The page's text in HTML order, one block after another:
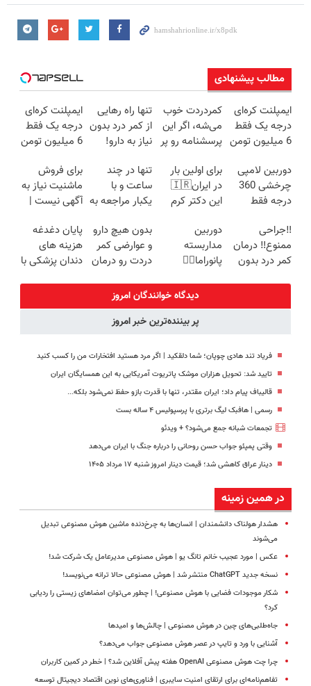
مطالب پیشنهادی
ایمپلنت کره‌ای
درجه یک فقط
6 میلیون تومن
کمردردت خوب
می‌شه، اگر این
پرسشنامه رو پر
تنها راه رهایی
از کمر درد بدون
نیاز به دارو!
ایمپلنت کره‌ای
درجه یک فقط
6 میلیون تومن
دوربین لامپی
چرخشی 360
درجه فقط
🔥 پرداخت
درب منزل
برای اولین بار
در ایران🇮🇷
این دکتر کرم
روزه ساخت!
تنها در چند
ساعت و با
یکبار مراجعه به
برای فروش
ماشنیت نیاز به
آگهی نیست |
بفروشش
‼️جراحی
ممنوع‼️ درمان
کمر درد بدون
دوربین
مداربسته
پانوراما👈🏻
360°و سازگار با
اندروید و ios
بدون هیچ دارو
و عوارضی کمر
دردت رو درمان
(پرسش‌نامه)
پایان دغدغه
هزینه های
دندان پزشکی با
دیدگاه خوانندگان امروز
پر بیننده‌ترین خبر امروز
فریاد تند هادی چوپان؛‌ شما دلقکید | اگر مرد هستید افتخارات من را کسب کنید
تایید شد: تحویل هزاران موشک پاتریوت آمریکایی به این همسایگان ایران
قالیباف پیام داد؛ ایران مقتدر، تنها با قدرت بازو حفظ نمی‌شود بلکه...
رسمی | هافبک لیگ برتری با پرسپولیس ۴ ساله بست
تجمعات شبانه جمع می‌شود؟ + ویدئو
وقتی پمپئو جواب حسن روحانی را درباره جنگ با ایران می‌دهد
دینار عراق کاهشی شد؛ قیمت دینار امروز شنبه ۱۷ مرداد ۱۴۰۵
در همین زمینه
هشدار هولناک دانشمندان | انسان‌ها به چرخ‌دنده ماشین هوش مصنوعی تبدیل
می‌شوند
عکس | مورد عجیب خانم تانگ یو | هوش مصنوعی مدیرعامل یک شرکت شد!
نسخه جدید ChatGPT منتشر شد | هوش مصنوعی حالا ترانه می‌نویسد!
شکار موجودات فضایی با هوش مصنوعی! | چطور می‌توان امضاهای زیستی را ردیابی
کرد؟
جاه‌طلبی‌های چین در هوش مصنوعی | چالش‌ها و امیدها
آشنایی با ورد و تایپ در عصر هوش مصنوعی جواب می‌دهد؟
چرا چت هوش مصنوعی OpenAI هفته پیش آفلاین شد؟ | خطر در کمین کاربران
تفاهم‌نامه‌ای برای ارتقای امنیت سایبری | فناوری‌های نوین اقتصاد دیجیتال توسعه